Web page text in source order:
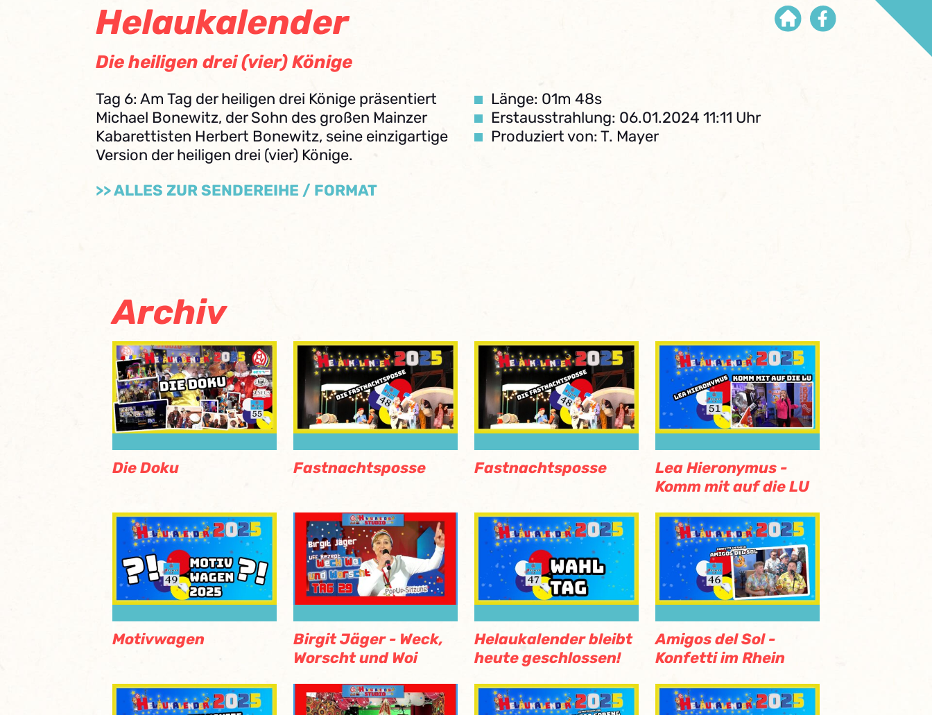
Helaukalender
Die heiligen drei (vier) Könige
Tag 6: Am Tag der heiligen drei Könige präsentiert
Michael Bonewitz, der Sohn des großen Mainzer
Kabarettisten Herbert Bonewitz, seine einzigartige
Version der heiligen drei (vier) Könige.
>> ALLES ZUR SENDEREIHE / FORMAT
Länge: 01m 48s
Erstausstrahlung: 06.01.2024 11:11 Uhr
Produziert von: T. Mayer
Archiv
Die Doku Fastnachtsposse Fastnachtsposse
Lea Hieronymus -
Komm mit auf die LU
Motivwagen
Birgit Jäger - Weck,
Worscht und Woi
Helaukalender bleibt
heute geschlossen!
Amigos del Sol -
Konfetti im Rhein